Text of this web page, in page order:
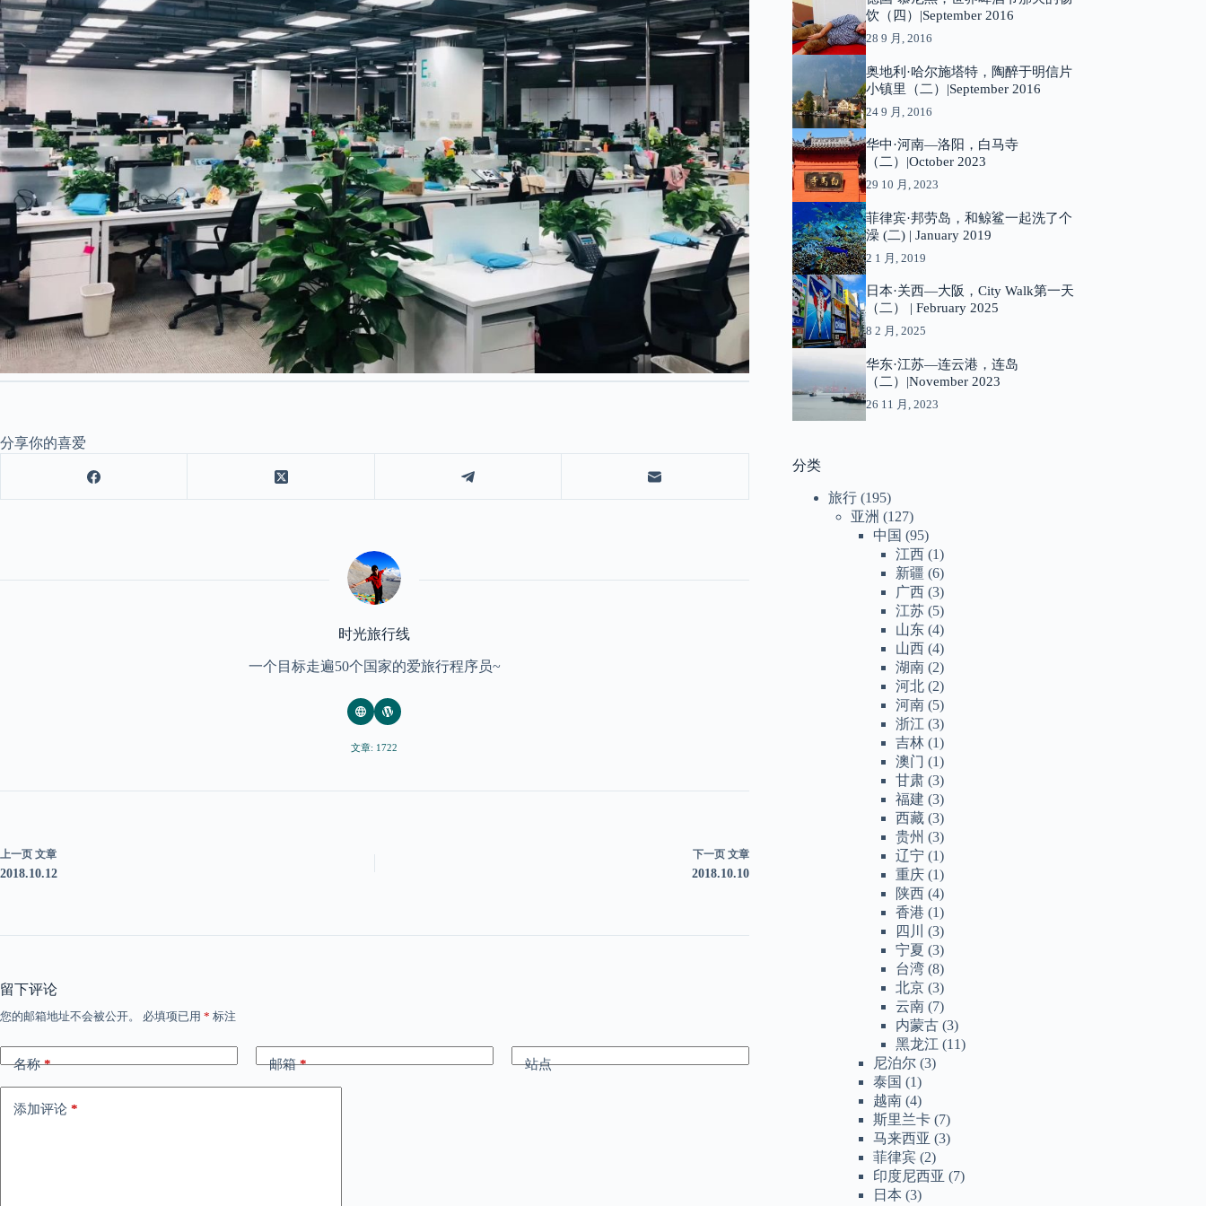
分享你的喜爱
时光旅行线
一个目标走遍50个国家的爱旅行程序员~
文章: 1722
上一页 文章
2018.10.12
下一页 文章
2018.10.10
留下评论
您的邮箱地址不会被公开。 必填项已用 * 标注
名称* 邮箱* 站点
添加评论 *
饮（四）|September 2016
28 9 月, 2016
奥地利·哈尔施塔特，陶醉于明信片
小镇里（二）|September 2016
24 9 月, 2016
华中·河南—洛阳，白马寺
（二）|October 2023
29 10 月, 2023
菲律宾·邦劳岛，和鲸鲨一起洗了个
澡 (二) | January 2019
2 1 月, 2019
日本·关西—大阪，City Walk第一天
（二） | February 2025
8 2 月, 2025
华东·江苏—连云港，连岛
（二）|November 2023
26 11 月, 2023
分类
旅行 (195)
亚洲 (127)
中国 (95)
江西 (1)
新疆 (6)
广西 (3)
江苏 (5)
山东 (4)
山西 (4)
湖南 (2)
河北 (2)
河南 (5)
浙江 (3)
吉林 (1)
澳门 (1)
甘肃 (3)
福建 (3)
西藏 (3)
贵州 (3)
辽宁 (1)
重庆 (1)
陕西 (4)
香港 (1)
四川
(3)
宁夏 (3)
台湾 (8)
北京 (3)
云南 (7)
内蒙古 (3)
黑龙江 (11)
尼泊尔 (3)
泰国 (1)
越南 (4)
斯里兰卡 (7)
马来西亚 (3)
菲律宾 (2)
印度尼西亚 (7)
日本 (3)